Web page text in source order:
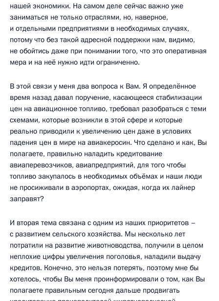
нашей экономики. На самом деле сейчас важно уже
заниматься не только отраслями, но, наверное,
и отдельными предприятиями в необходимых случаях,
потому что без такой адресной поддержки нам, видимо,
не обойтись даже при понимании того, что это оперативная
мера и на неё нужно идти ограниченно.
В этой связи у меня два вопроса к Вам. Я определённое
время назад давал поручение, касающееся стабилизации
цен на авиационное топливо, требовал разобраться с теми
схемами, которые возникли в этой сфере и которые
реально приводили к увеличению цен даже в условиях
падения цен в мире на авиакеросин. Что сделано и как, Вы
полагаете, правильно наладить кредитование
авиаперевозчиков, авиапредприятий, для того чтобы
топливо закупалось в необходимых объёмах и наши люди
не просиживали в аэропортах, ожидая, когда их лайнер
заправят?
И вторая тема связана с одним из наших приоритетов –
с развитием сельского хозяйства. Мы несколько лет
потратили на развитие животноводства, получили в целом
неплохие цифры увеличения поголовья, наладили выдачу
кредитов. Конечно, это нельзя потерять, поэтому мне бы
хотелось, чтобы Вы меня проинформировали о том, как Вы
полагаете правильным сегодня дальше продвигать